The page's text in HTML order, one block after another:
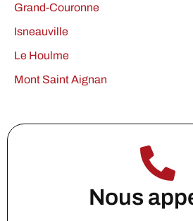
Grand-Couronne
Isneauville
Le Houlme
Mont Saint Aignan
Nous